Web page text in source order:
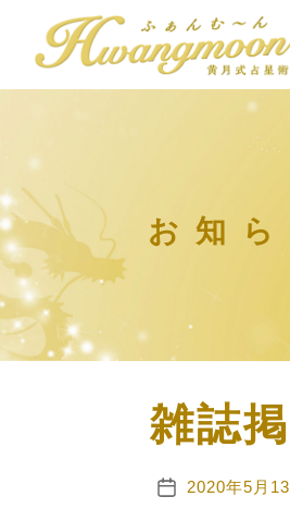
黄
式
星
術
-
天
中
お知
雑誌
投
2020年5月